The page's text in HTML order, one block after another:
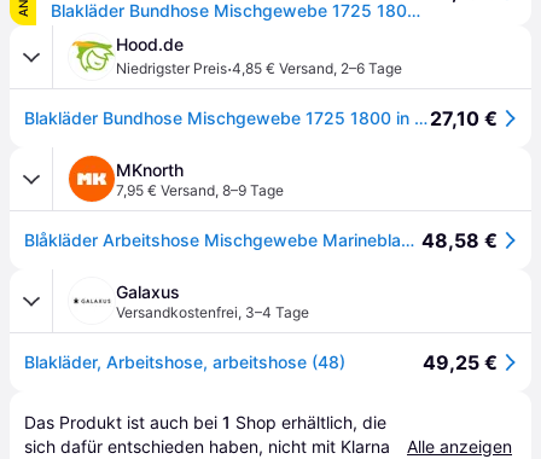
Blakläder Bundhose Mischgewebe 1725 1800 in marineblau
Hood.de
Niedrigster Preis·4,85 € Versand, 2–6 Tage
Blakläder Bundhose Mischgewebe 1725 1800 in marineblau27,10 €
MKnorth
7,95 € Versand, 8–9 Tage
Blåkläder Arbeitshose Mischgewebe Marineblau - C60 48,58 €
Galaxus
Versandkostenfrei, 3–4 Tage
Blakläder, Arbeitshose, arbeitshose (48) 49,25 €
Das Produkt ist auch bei 1 Shop erhältlich, die
sich dafür entschieden haben, nicht mit Klarna
Alle anzeigen